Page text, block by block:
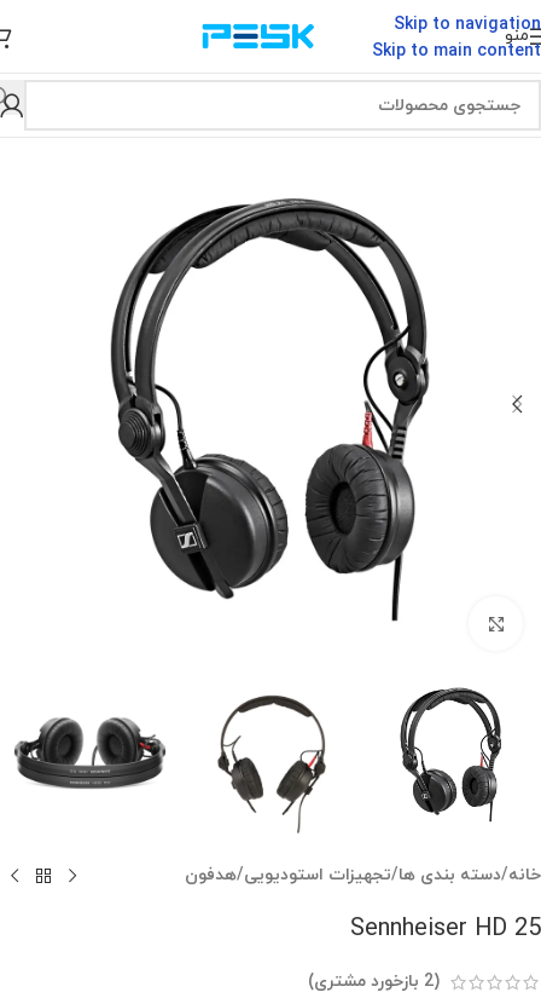
Skip to navigation
Skip to main content
منو
بزرگنمایی تصویر
خانه/دسته بندی ها/تجهیزات استودیویی/هدفون
Sennheiser HD 25
(
2 بازخورد مشتری)